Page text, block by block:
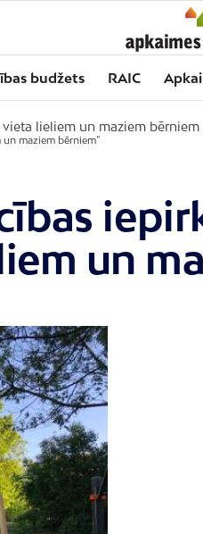
budžets RAIC
vieta lieliem un maziem bērniem
maziem bērniem”
un